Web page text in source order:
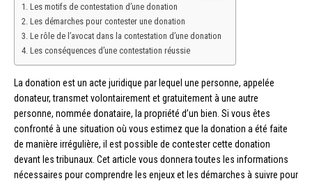
Les motifs de contestation d’une donation
Les démarches pour contester une donation
Le rôle de l’avocat dans la contestation d’une donation
Les conséquences d’une contestation réussie
La donation est un acte juridique par lequel une personne, appelée
donateur, transmet volontairement et gratuitement à une autre
personne, nommée donataire, la propriété d’un bien. Si vous êtes
confronté à une situation où vous estimez que la donation a été faite
de manière irrégulière, il est possible de contester cette donation
devant les tribunaux. Cet article vous donnera toutes les informations
nécessaires pour comprendre les enjeux et les démarches à suivre pour